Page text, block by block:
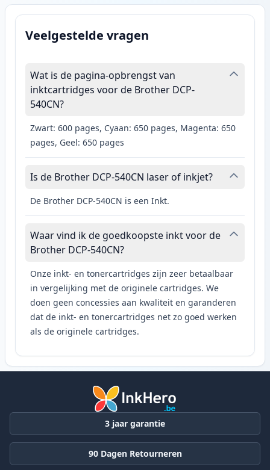
Veelgestelde vragen
Wat is de pagina-opbrengst van
inktcartridges voor de Brother DCP-
540CN?
Zwart: 600 pages, Cyaan: 650 pages, Magenta: 650
pages, Geel: 650 pages
Is de Brother DCP-540CN laser of inkjet?
De Brother DCP-540CN is een Inkt.
Waar vind ik de goedkoopste inkt voor de
Brother DCP-540CN?
Onze inkt- en tonercartridges zijn zeer betaalbaar
in vergelijking met de originele cartridges. We
doen geen concessies aan kwaliteit en garanderen
dat de inkt- en tonercartridges net zo goed werken
als de originele cartridges.
3 jaar garantie
90 Dagen Retourneren